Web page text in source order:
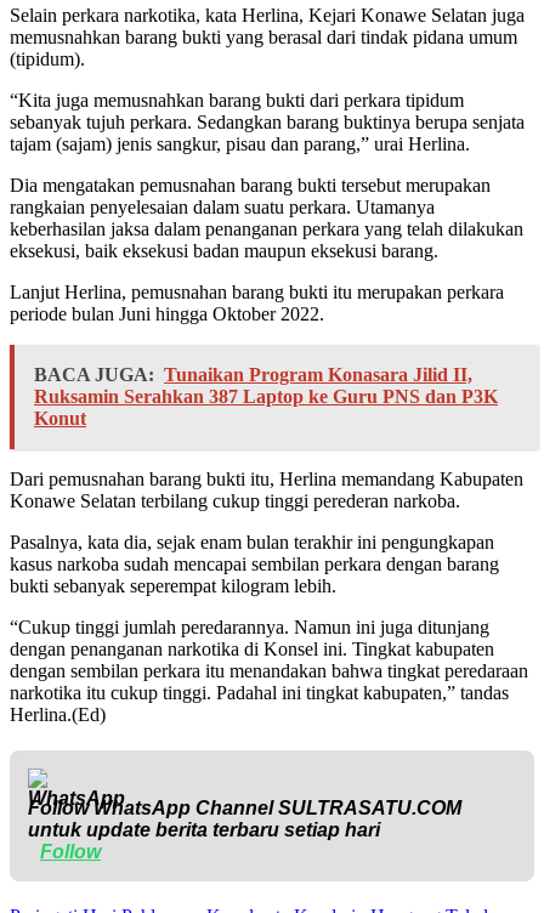
Selain perkara narkotika, kata Herlina, Kejari Konawe Selatan juga
memusnahkan barang bukti yang berasal dari tindak pidana umum
(tipidum).
“Kita juga memusnahkan barang bukti dari perkara tipidum
sebanyak tujuh perkara. Sedangkan barang buktinya berupa senjata
tajam (sajam) jenis sangkur, pisau dan parang,” urai Herlina.
Dia mengatakan pemusnahan barang bukti tersebut merupakan
rangkaian penyelesaian dalam suatu perkara. Utamanya
keberhasilan jaksa dalam penanganan perkara yang telah dilakukan
eksekusi, baik eksekusi badan maupun eksekusi barang.
Lanjut Herlina, pemusnahan barang bukti itu merupakan perkara
periode bulan Juni hingga Oktober 2022.
BACA JUGA: Tunaikan Program Konasara Jilid II,
Ruksamin Serahkan 387 Laptop ke Guru PNS dan P3K
Konut
Dari pemusnahan barang bukti itu, Herlina memandang Kabupaten
Konawe Selatan terbilang cukup tinggi perederan narkoba.
Pasalnya, kata dia, sejak enam bulan terakhir ini pengungkapan
kasus narkoba sudah mencapai sembilan perkara dengan barang
bukti sebanyak seperempat kilogram lebih.
“Cukup tinggi jumlah peredarannya. Namun ini juga ditunjang
dengan penanganan narkotika di Konsel ini. Tingkat kabupaten
dengan sembilan perkara itu menandakan bahwa tingkat peredaraan
narkotika itu cukup tinggi. Padahal ini tingkat kabupaten,” tandas
Herlina.(Ed)
Follow WhatsApp ChannelSULTRASATU.COM
untuk update berita terbaru setiap hari
Follow